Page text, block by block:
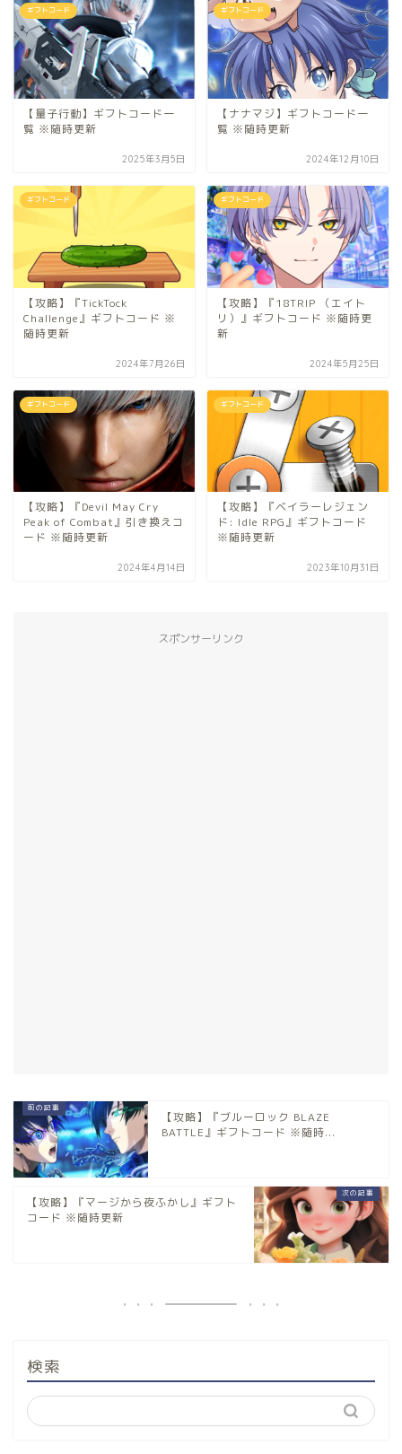
ギフトコード
【量子行動】ギフトコード一
覧 ※随時更新
2025年3月5日
ギフトコード
【ナナマジ】ギフトコード一
覧 ※随時更新
2024年12月10日
ギフトコード
【攻略】『TickTock
Challenge』ギフトコード ※
随時更新
2024年7月26日
ギフトコード
【攻略】『18TRIP （エイト
リ）』ギフトコード ※随時更
新
2024年5月25日
ギフトコード
【攻略】『Devil May Cry
Peak of Combat』引き換えコ
ード ※随時更新
2024年4月14日
ギフトコード
【攻略】『ベイラーレジェン
ド: Idle RPG』ギフトコード
※随時更新
2023年10月31日
スポンサーリンク
【攻略】『ブルーロック BLAZE
BATTLE』ギフトコード ※随時...
【攻略】『マージから夜ふかし』ギフト
コード ※随時更新
検索